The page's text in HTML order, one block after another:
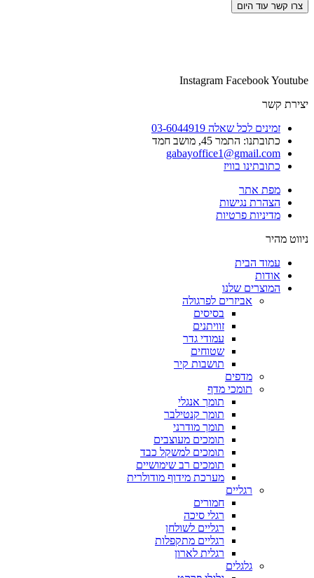
צרו קשר עוד היום
Instagram FacebookYoutube
יצירת קשר
זמינים לכל שאלה 03-6044919
כתובתנו: התמר 45, מושב חמד​
gabayoffice1@gmail.com
כתובתינו בוויז
מפת אתר
הצהרת נגישות
מדיניות פרטיות
ניווט מהיר
עמוד הבית
אודות
המוצרים שלנו
אביזרים לפרגולה
בסיסים
זוויתנים
עמודי גדר
שטוחים
תושבות קיר
מדפים
תומכי מדף
תומך אנגלי
תומך קנטילבר
תומך מודרני
תומכים מעוצבים
תומכים למשקל כבד
תומכים רב שימושיים
מערכת מידוף מודולרית
רגליים
חמורים
רגלי סיכה
רגליים לשולחן
רגליים מתקפלות
רגלית לארון
גלגלים